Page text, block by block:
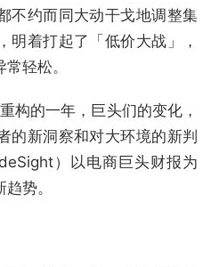
不约而同大动干戈地调整集
明着打起了「低价大战」，
轻松。
构的一年，巨头们的变化，
的新洞察和对大环境的新判
）以电商巨头财报为
势。